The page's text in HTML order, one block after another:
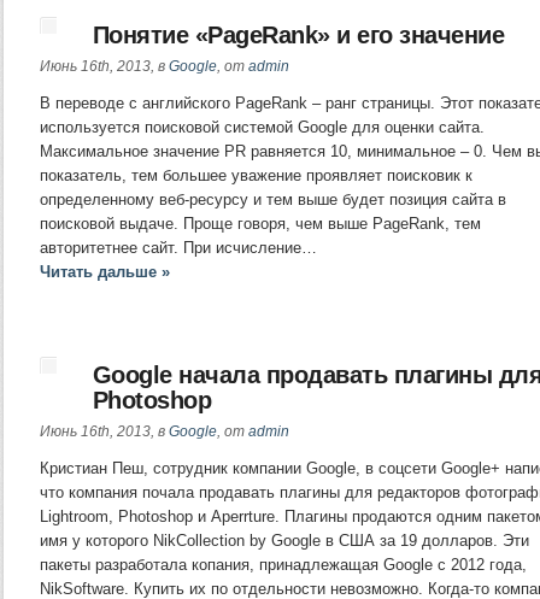
Понятие «PageRank» и его значение
Июнь 16th, 2013, в Google, от admin
В переводе с английского PageRank – ранг страницы. Этот
используется поисковой системой Google для оценки сайта.
Максимальное значение PR равняется 10, минимальное – 0. Чем
показатель, тем большее уважение проявляет поисковик к
определенному веб-ресурсу и тем выше будет позиция сайта в
поисковой выдаче. Проще говоря, чем выше PageRank, тем
авторитетнее сайт. При исчисление…
Читать дальше »
Google начала продавать плагины
Photoshop
Июнь 16th, 2013, в Google, от admin
Кристиан Пеш, сотрудник компании Google, в соцсети Google+
что компания почала продавать плагины для редакторов
Lightroom, Photoshop и Apеrrture. Плагины продаются одним
имя у которого NikCollection by Google в США за 19 долларов. Эти
пакеты разработала копания, принадлежащая Google с 2012 года,
NikSoftware. Купить их по отдельности невозможно. Когда-то